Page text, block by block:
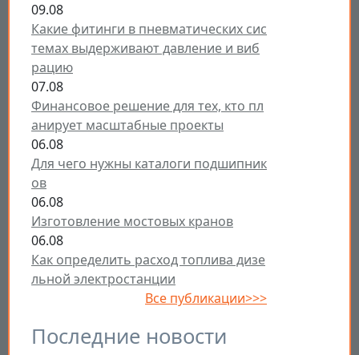
09.08
Какие фитинги в пневматических сис
темах выдерживают давление и виб
рацию
07.08
Финансовое решение для тех, кто пл
анирует масштабные проекты
06.08
Для чего нужны каталоги подшипник
ов
06.08
Изготовление мостовых кранов
06.08
Как определить расход топлива дизе
льной электростанции
Все публикации>>>
Последние новости